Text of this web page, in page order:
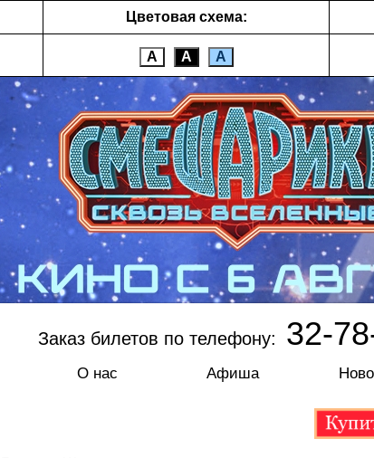
Цветовая схема:
А А А
Заказ билетов по телефону: 32-
О нас Афиша